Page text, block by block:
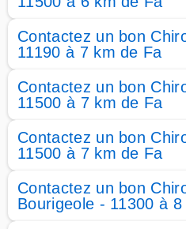
Contactez un bon
11190 à 7 km de Fa
Contactez un bon
11500 à 7 km de Fa
Contactez un bon
11500 à 7 km de Fa
Contactez un bon
Bourigeole - 11300 à